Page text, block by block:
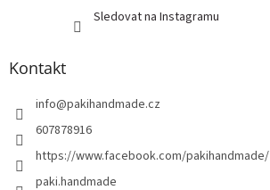
Sledovat na Instagramu
Kontakt
info@pakihandmade.cz
607878916
https://www.facebook.com/pakihandmade/
paki.handmade